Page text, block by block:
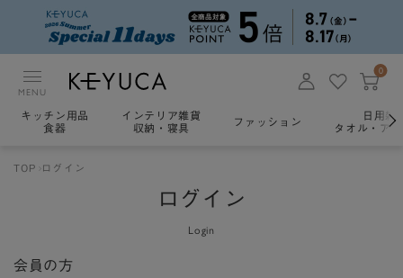
MENU
0
キッチン用品
食器
インテリア雑貨
収納・寝具
ファッション
日用雑
タオル・ア
TOP ログイン
ログイン
Login
会員の方